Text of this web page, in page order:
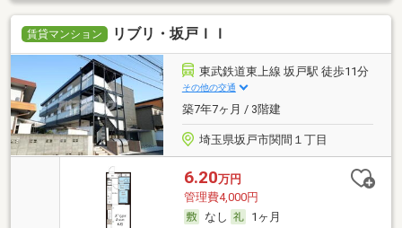
賃貸マンション リブリ・坂戸ＩＩ
東武鉄道東上線 坂戸駅 徒歩11分
その他の交通
築7年7ヶ月 / 3階建
埼玉県坂戸市関間１丁目
6.20万円
管理費4,000円
なし
1ヶ月